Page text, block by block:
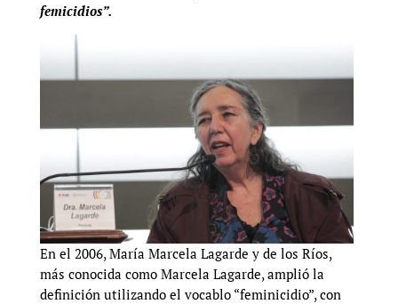
femicidios”.
En el 2006, María Marcela Lagarde y de los Ríos,
más conocida como Marcela Lagarde, amplió la
definición utilizando el vocablo “feminicidio”, con